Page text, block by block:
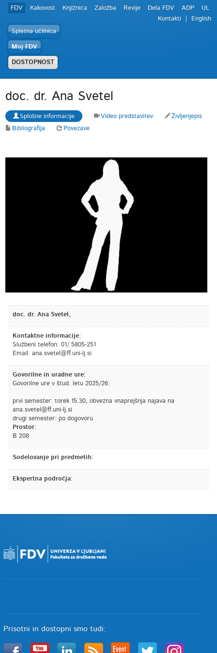
FDV Kakovost Knjižnica Založba Revije Dela FDV ADP
UL
Kontakti
English
Spletna učilnica
Moj FDV
DOSTOPNOST
doc. dr. Ana Svetel
Splošne informacije Video predstavitev
Življenjepis
Bibliografija
Povezave
doc. dr. Ana Svetel,
Kontaktne informacije:
Službeni telefon: 01/ 5805-251
Email: is.jl-inu.ff@letevs.ana
Govorilne in uradne ure:
Govorilne ure v štud. letu 2025/26:
prvi semester: torek 15.30, obvezna vnaprejšnja najava na
ana.svetel@ff.uni-lj.si
drugi semester: po dogovoru
Prostor:
B 208
Sodelovanje pri predmetih:
Ekspertna področja:
Prisotni in dostopni smo tudi: